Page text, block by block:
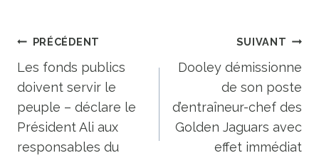
Navigation
de
l’article
PRÉCÉDENT
Les fonds publics
doivent servir le
peuple – déclare le
Président Ali aux
responsables du
SUIVANT
Dooley démissionne
de son poste
d’entraîneur-chef des
Golden Jaguars avec
effet immédiat